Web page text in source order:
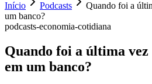
Início
Podcasts
Quando foi a
um banco?
podcasts-economia-cotidiana
Quando foi a última vez
em um banco?